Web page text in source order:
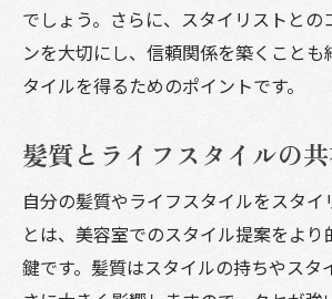
でしょう。さらに、スタイリストとの
ンを大切にし、信頼関係を築くことも
タイルを得るためのポイントです。
髪質とライフスタイルの
自分の髪質やライフスタイルをスタイ
とは、美容室でのスタイル提案をよ
鍵です。髪質はスタイルの持ちやスタ